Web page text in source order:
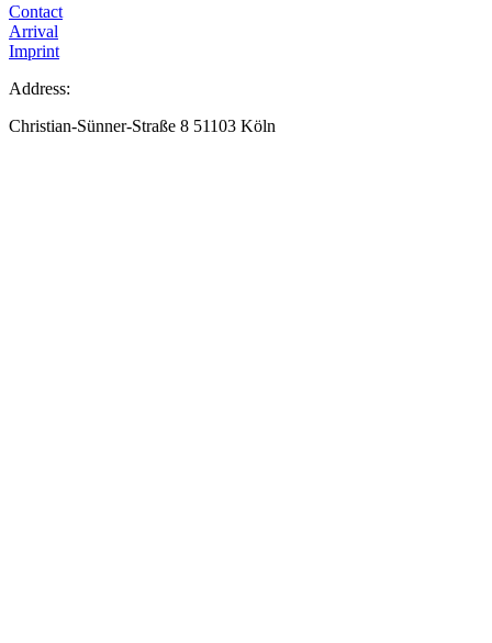
Contact
Arrival
Imprint
Address:
Christian-Sünner-Straße 8 51103 Köln